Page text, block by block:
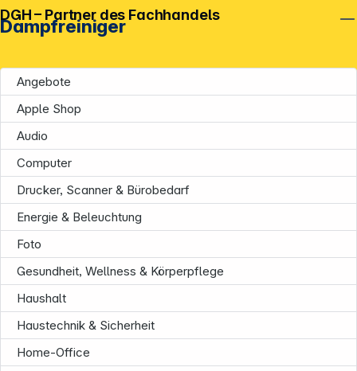
Dampfreiniger
Angebote
Apple Shop
Audio
Computer
Drucker, Scanner & Bürobedarf
Energie & Beleuchtung
Foto
Gesundheit, Wellness & Körperpflege
Haushalt
Haustechnik & Sicherheit
Home-Office
DGH – Partner des Fachhandels